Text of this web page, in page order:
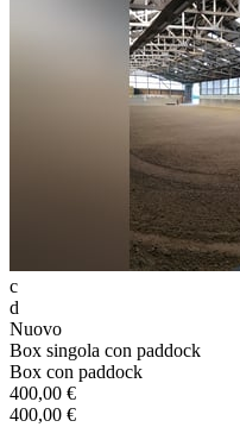
c
d
Nuovo
Box singola con paddock
Box con paddock
400,00 €
400,00 €